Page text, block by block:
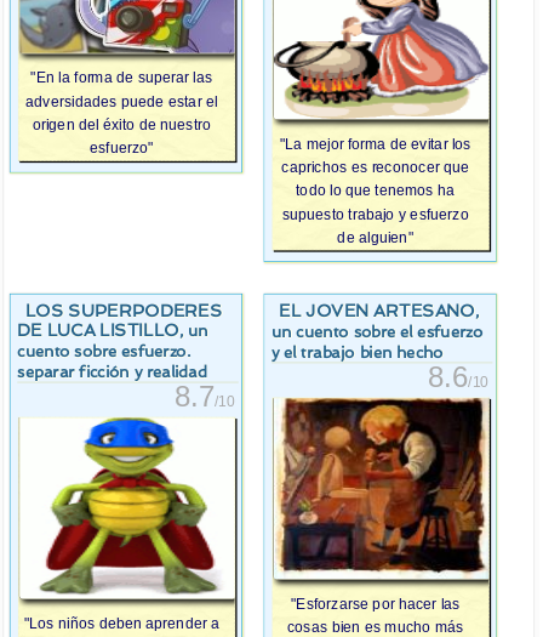
"En la forma de superar las
adversidades puede estar el
origen del éxito de nuestro
esfuerzo"
"La mejor forma de evitar los
caprichos es reconocer que
todo lo que tenemos ha
supuesto trabajo y esfuerzo
de alguien"
LOS SUPERPODERES
DE LUCA LISTILLO, un
cuento sobre esfuerzo.
separar ficción y realidad
8.7/10
"Los niños deben aprender a
EL JOVEN ARTESANO,
un cuento sobre el esfuerzo
y el trabajo bien hecho
8.6/10
"Esforzarse por hacer las
cosas bien es mucho más